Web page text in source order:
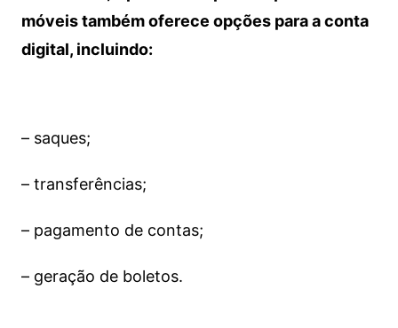
móveis também oferece opções para a conta
digital, incluindo:
– saques;
– transferências;
– pagamento de contas;
– geração de boletos.